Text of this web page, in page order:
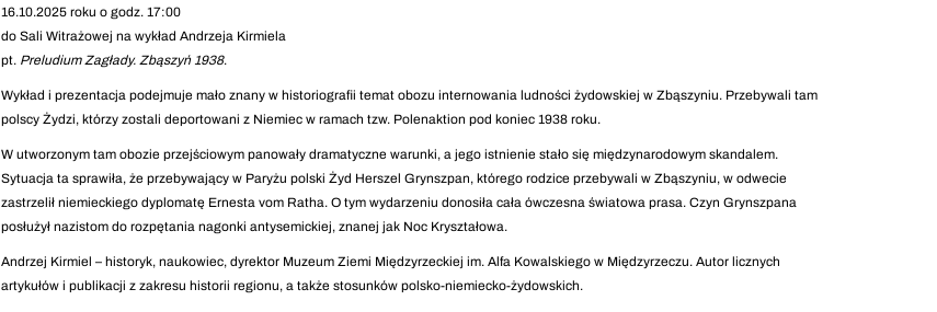
16.10.2025 roku o godz. 17:00
do Sali Witrażowej na wykład Andrzeja Kirmiela
pt. Preludium Zagłady. Zbąszyń 1938.
Wykład i prezentacja podejmuje mało znany w historiografii temat obozu internowania ludności żydowskiej w Zbąszyniu. Przebywali tam
polscy Żydzi, którzy zostali deportowani z Niemiec w ramach tzw. Polenaktion pod koniec 1938 roku.
W utworzonym tam obozie przejściowym panowały dramatyczne warunki, a jego istnienie stało się międzynarodowym skandalem.
Sytuacja ta sprawiła, że przebywający w Paryżu polski Żyd Herszel Grynszpan, którego rodzice przebywali w Zbąszyniu, w odwecie
zastrzelił niemieckiego dyplomatę Ernesta vom Ratha. O tym wydarzeniu donosiła cała ówczesna światowa prasa. Czyn Grynszpana
posłużył nazistom do rozpętania nagonki antysemickiej, znanej jak Noc Kryształowa.
Andrzej Kirmiel – historyk, naukowiec, dyrektor Muzeum Ziemi Międzyrzeckiej im. Alfa Kowalskiego w Międzyrzeczu. Autor licznych
artykułów i publikacji z zakresu historii regionu, a także stosunków polsko-niemiecko-żydowskich.